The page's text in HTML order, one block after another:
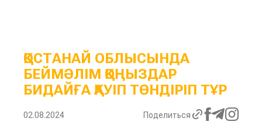
ҚОСТАНАЙ ОБЛЫСЫНДА
БЕЙМӘЛІМ ҚОҢЫЗДАР
БИДАЙҒА ҚАУІП ТӨНДІРІП ТҰР
02.08.2024 Поделиться